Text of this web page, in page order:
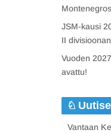
JSM-kausi
II
Vuoden
avattu!
Vantaan